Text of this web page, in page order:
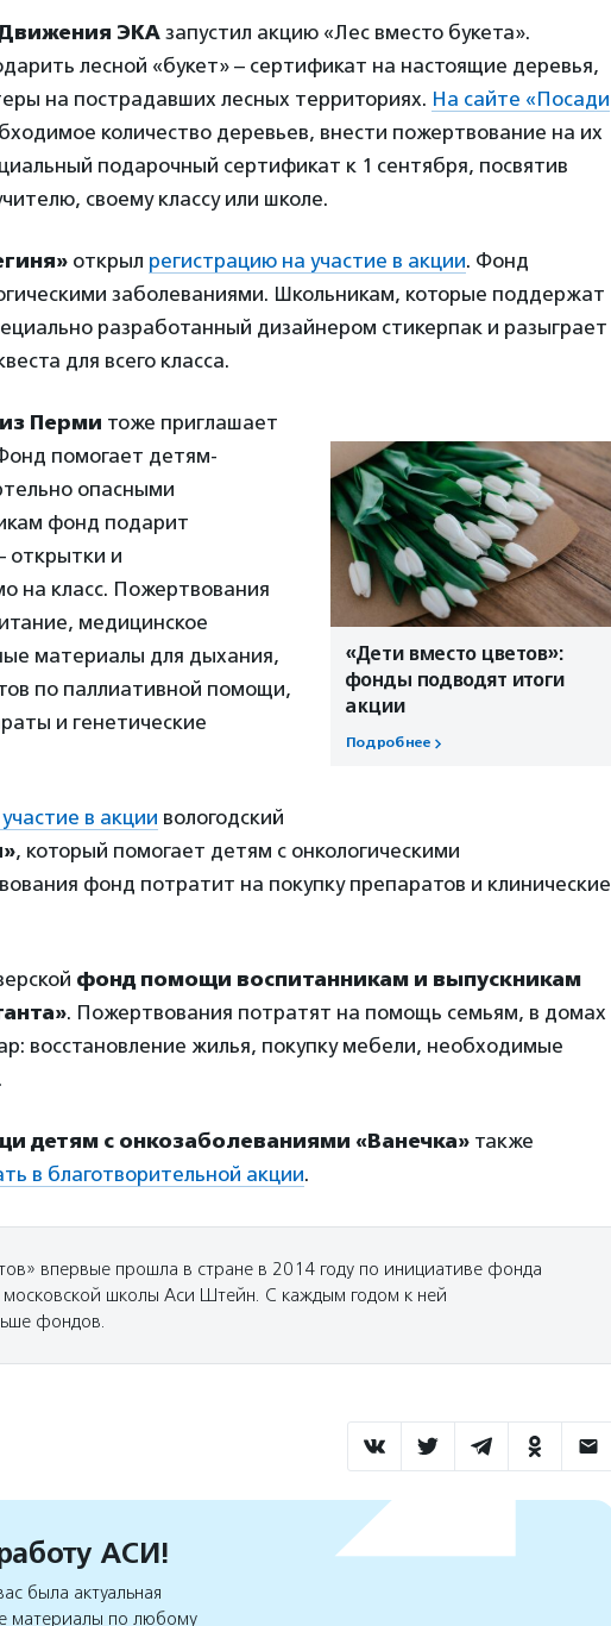
ЭКА запустил акцию «Лес вместо букета».
лесной «букет» – сертификат на настоящие деревья,
на пострадавших лесных территориях. На сайте «Посади
количество деревьев, внести пожертвование на их
подарочный сертификат к 1 сентября, посвятив
своему классу или школе.
открыл регистрацию на участие в акции. Фонд
заболеваниями. Школьникам, которые поддержат
разработанный дизайнером стикерпак и разыграет
для всего класса.
«Дети вместо цветов»:
фонды подводят итоги
акции
Подробнее
Перми тоже приглашает
помогает детям-
опасными
фонд подарит
открытки и
на класс. Пожертвования
медицинское
материалы для дыхания,
по паллиативной помощи,
и генетические
в акции вологодский
, который помогает детям с онкологическими
фонд потратит на покупку препаратов и клинические
фонд помощи воспитанникам и выпускникам
. Пожертвования потратят на помощь семьям, в домах
восстановление жилья, покупку мебели, необходимые
детям с онкозаболеваниями «Ванечка» также
в благотворительной акции.
впервые прошла в стране в 2014 году по инициативе фонда
московской школы Аси Штейн. С каждым годом к ней
фондов.
АСИ!
была актуальная
материалы по любому